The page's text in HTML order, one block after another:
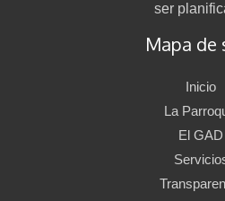
ser
Mapa de
Inicio
La
El GAD